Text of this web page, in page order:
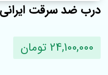
درب ضد سرقت
24,100,000 تومان